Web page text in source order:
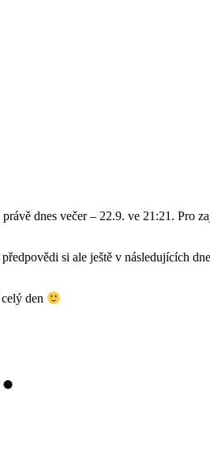
dnes večer – 22.9. ve 21:21. Pro
si ale ještě v následujících
den